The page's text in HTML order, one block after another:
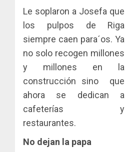
Le soplaron a Josefa que
los pulpos de Riga
siempre caen para´os. Ya
no solo recogen millones
y millones en la
construcción sino que
ahora se dedican a
cafeterías y
restaurantes.
No dejan la papa